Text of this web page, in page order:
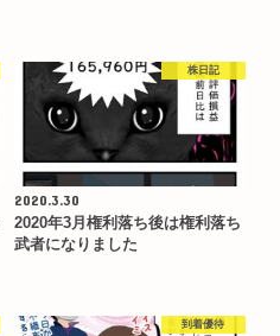
株日記
2020.3.30
2020年3月権利落ち後は権利落ち
武者になりました
到着優待